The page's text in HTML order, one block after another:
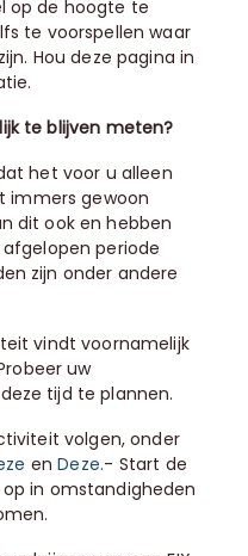
op de hoogte te
te voorspellen waar
Hou deze pagina in
te blijven meten?
het voor u alleen
immers gewoon
dit ook en hebben
periode
zijn onder andere
vindt voornamelijk
uw
tijd te plannen.
volgen, onder
enDeze.- Start de
op in omstandigheden